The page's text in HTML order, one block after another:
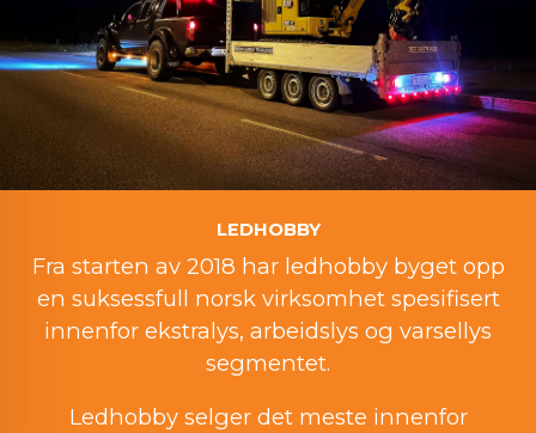
LEDHOBBY
Fra starten av 2018 har ledhobby byget opp
en suksessfull norsk virksomhet spesifisert
innenfor ekstralys, arbeidslys og varsellys
segmentet.
Ledhobby selger det meste innenfor